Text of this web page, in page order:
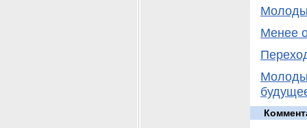
Менее